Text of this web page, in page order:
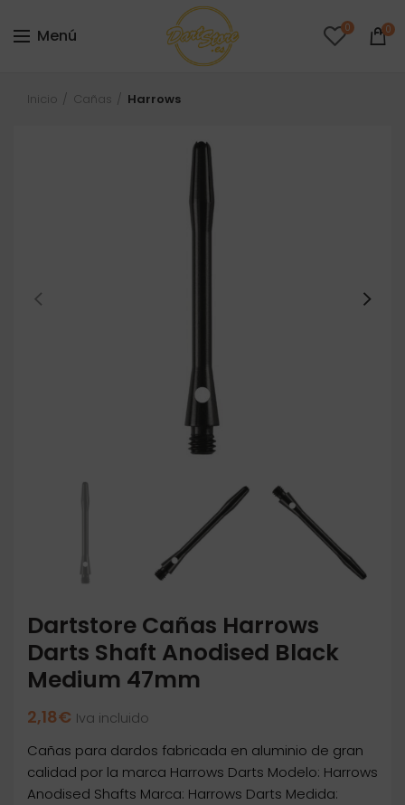
Menú 0 0
Inicio Cañas Harrows
Dartstore Cañas Harrows
Darts Shaft Anodised Black
Medium 47mm
2,18€ Iva incluido
Cañas para dardos fabricada en aluminio de gran
calidad por la marca Harrows Darts Modelo: Harrows
Anodised Shafts Marca: Harrows Darts Medida: